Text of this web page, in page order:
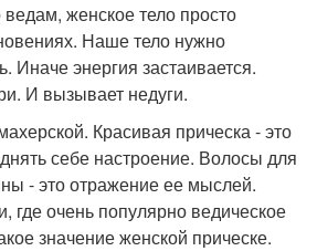
женское тело просто
Наше тело нужно
Иначе энергия застаивается.
И вызывает недуги.
Красивая прическа - это
себе настроение. Волосы для
- это отражение ее мыслей.
где очень популярно ведическое
значение женской прическе.